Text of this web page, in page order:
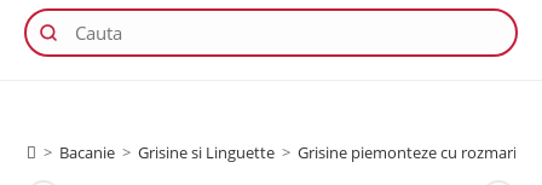
> Bacanie > Grisine si Linguette > Grisine piemonteze cu rozmarin,